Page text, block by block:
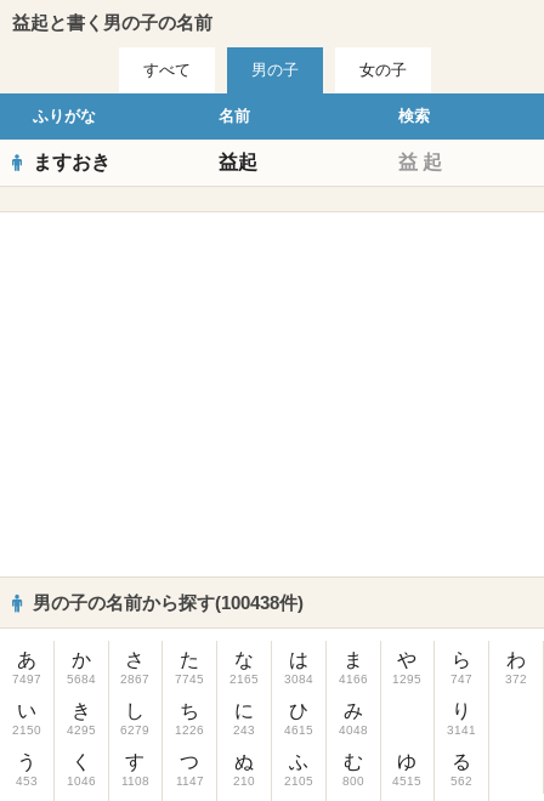
益起と書く男の子の名前
すべて 男の子 女の子
ふりがな 名前 検索
ますおき 益起 益 起
男の子の名前から探す(100438件)
あ
7497
い
2150
う
453
か
5684
き
4295
く
1046
さ
2867
し
6279
す
1108
た
7745
ち
1226
つ
1147
な
2165
に
243
ぬ
210
は
3084
ひ
4615
ふ
2105
ま
4166
み
4048
む
800
や
1295
ゆ
4515
ら
747
り
3141
る
562
わ
372